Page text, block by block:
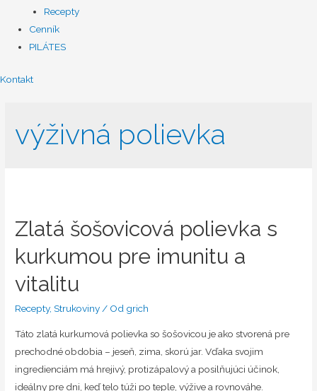
Recepty
Cenník
PILÁTES
Kontakt
výživná polievka
Zlatá šošovicová polievka s
kurkumou pre imunitu a
vitalitu
Recepty,Strukoviny / Od grich
Táto zlatá kurkumová polievka so šošovicou je ako stvorená pre
prechodné obdobia – jeseň, zima, skorú jar. Vďaka svojim
ingredienciám má hrejivý, protizápalový a posilňujúci účinok,
ideálny pre dni, keď telo túži po teple, výžive a rovnováhe.